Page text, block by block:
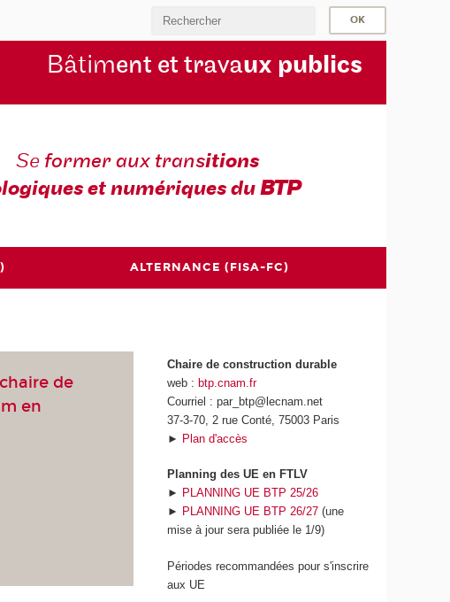
Bâtiment et travaux publics
Se former aux transitions
et numériques duBTP
ALTERNANCE (FISA-FC)
de
en
Chaire de construction durable
web :btp.cnam.fr
Courriel : par_btp@lecnam.net
37-3-70, 2 rue Conté, 75003 Paris
► Plan d'accès
Planning des UE en FTLV
► PLANNING UE BTP 25/26
► PLANNING UE BTP 26/27 (une
mise à jour sera publiée le 1/9)
Périodes recommandées pour s'inscrire
aux UE